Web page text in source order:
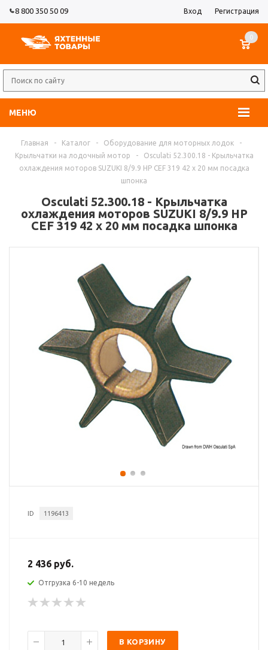
8 800 350 50 09 Вход Регистрация
МЕНЮ
0
Главная - Каталог - Оборудование для моторных лодок
-
Крыльчатки на лодочный мотор
-
Osculati 52.300.18 - Крыльчатка
охлаждения моторов SUZUKI 8/9.9 HP CEF 319 42 x 20 мм посадка
шпонка
Osculati 52.300.18 - Крыльчатка
охлаждения моторов SUZUKI 8/9.9 HP
CEF 319 42 x 20 мм посадка шпонка
ID 1196413
2 436 руб.
Отгрузка 6-10 недель
В КОРЗИНУ